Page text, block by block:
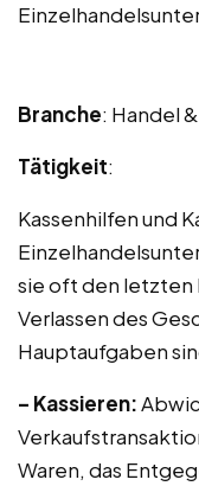
Branche: Handel
Tätigkeit:
Kassenhilfen und
sie oft den letzten
Verlassen des
Hauptaufgaben
– Kassieren:
Waren, das